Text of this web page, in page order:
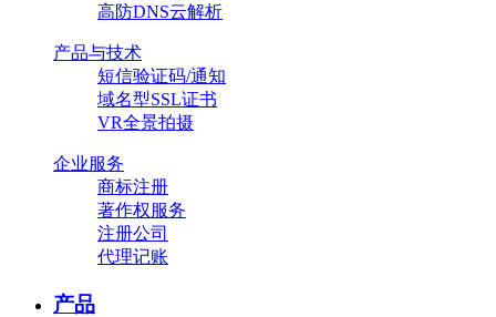
高防DNS云解析
产品与技术
短信验证码/通知
域名型SSL证书
VR全景拍摄
企业服务
商标注册
著作权服务
注册公司
代理记账
产品